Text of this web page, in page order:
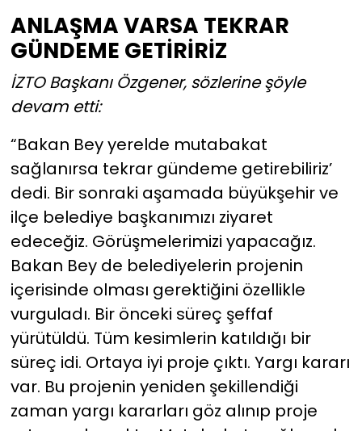
ANLAŞMA VARSA TEKRAR
GÜNDEME GETİRİRİZ
İZTO Başkanı Özgener, sözlerine şöyle
devam etti:
“Bakan Bey yerelde mutabakat
sağlanırsa tekrar gündeme getirebiliriz’
dedi. Bir sonraki aşamada büyükşehir ve
ilçe belediye başkanımızı ziyaret
edeceğiz. Görüşmelerimizi yapacağız.
Bakan Bey de belediyelerin projenin
içerisinde olması gerektiğini özellikle
vurguladı. Bir önceki süreç şeffaf
yürütüldü. Tüm kesimlerin katıldığı bir
süreç idi. Ortaya iyi proje çıktı. Yargı kararı
var. Bu projenin yeniden şekillendiği
zaman yargı kararları göz alınıp proje